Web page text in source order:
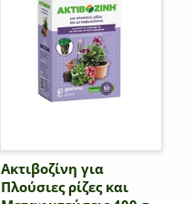
Ακτιβοζίνη για
Πλούσιες ρίζες και